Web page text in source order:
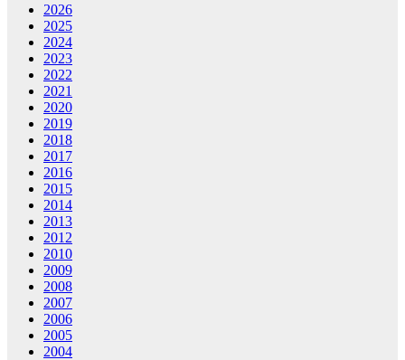
2026
2025
2024
2023
2022
2021
2020
2019
2018
2017
2016
2015
2014
2013
2012
2010
2009
2008
2007
2006
2005
2004